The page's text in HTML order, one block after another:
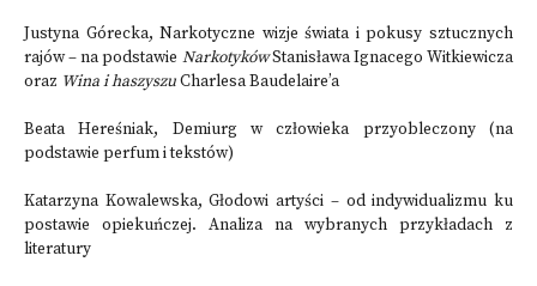
Justyna Górecka, Narkotyczne wizje świata i pokusy sztucznych
rajów – na podstawie NarkotykówStanisława Ignacego Witkiewicza
oraz Wina i haszyszuCharlesa Baudelaire’a
Beata Hereśniak, Demiurg w człowieka przyobleczony (na
podstawie perfum i tekstów)
Katarzyna Kowalewska, Głodowi artyści – od indywidualizmu ku
postawie opiekuńczej.
Analiza na wybranych przykładach z
literatury